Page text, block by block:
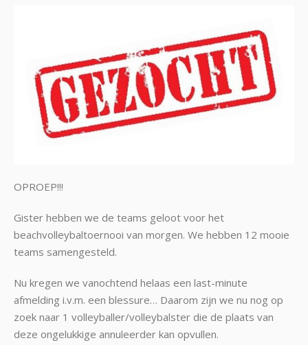
OPROEP!!!
Gister hebben we de teams geloot voor het
beachvolleybaltoernooi van morgen. We hebben 12 mooie
teams samengesteld.
Nu kregen we vanochtend helaas een last-minute
afmelding i.v.m. een blessure… Daarom zijn we nu nog op
zoek naar 1 volleyballer/volleybalster die de plaats van
deze ongelukkige annuleerder kan opvullen.